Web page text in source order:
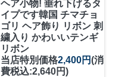
ヘア小物! 垂れ下げるタ
イプです韓国 チマチョ
ゴリ ヘア飾り リボン 刺
繍入り かわいいテンギ
リボン
当店特別価格2,400円(消
費税込:2,640円)